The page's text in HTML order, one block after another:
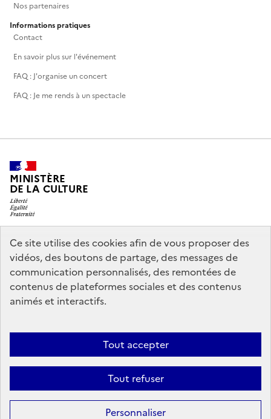
Ce site utilise des cookies afin de vous proposer des
vidéos, des boutons de partage, des messages de
communication personnalisés, des remontées de
contenus de plateformes sociales et des contenus
animés et interactifs.
Tout accepter
Tout refuser
Personnaliser
Nos partenaires
Informations pratiques
Contact
En savoir plus sur l'événement
FAQ : J'organise un concert
FAQ : Je me rends à un spectacle
MINISTÈRE
DE LA CULTURE
legifrance.gouv.fr
info.gouv.fr
service-public.gouv.fr
data.gouv.fr
Accessibilité : partiellement conforme
Politique générale de
Mentions légales
témoins de connexion (cookies)
Crédits
Sauf mention contraire, tous les contenus de ce site sont sous